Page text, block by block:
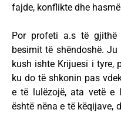
fajde, konflikte dhe
Por profeti a.s të
besimit të shëndoshë.
kush ishte Krijuesi i tyre,
ku do të shkonin pas
e të lulëzojë, ata vetë e
është nëna e të këqijave,